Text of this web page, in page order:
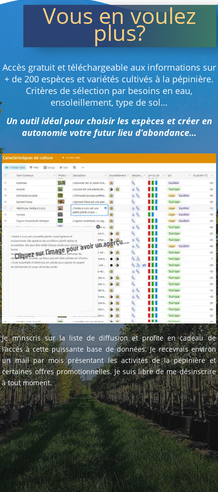
Vous en voulez
plus?
Accès gratuit et téléchargeable aux informations sur
+ de 200 espèces et variétés cultivés à la pépinière.
Critères de sélection par besoins en eau,
ensoleillement, type de sol…
Un outil idéal pour choisir les espèces et créer en
autonomie votre futur lieu d’abondance…
Cliquez sur l’image pour avoir un aperçu….
Je m’inscris sur la liste de diffusion et profite en cadeau de
l’accès à cette puissante base de données. Je recevrais environ
un mail par mois présentant les activités de la pépinière et
certaines offres promotionnelles. Je suis libre de me désinscrire
à tout moment.